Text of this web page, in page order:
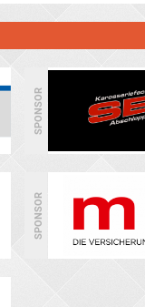
SPONSOR
SPONSOR